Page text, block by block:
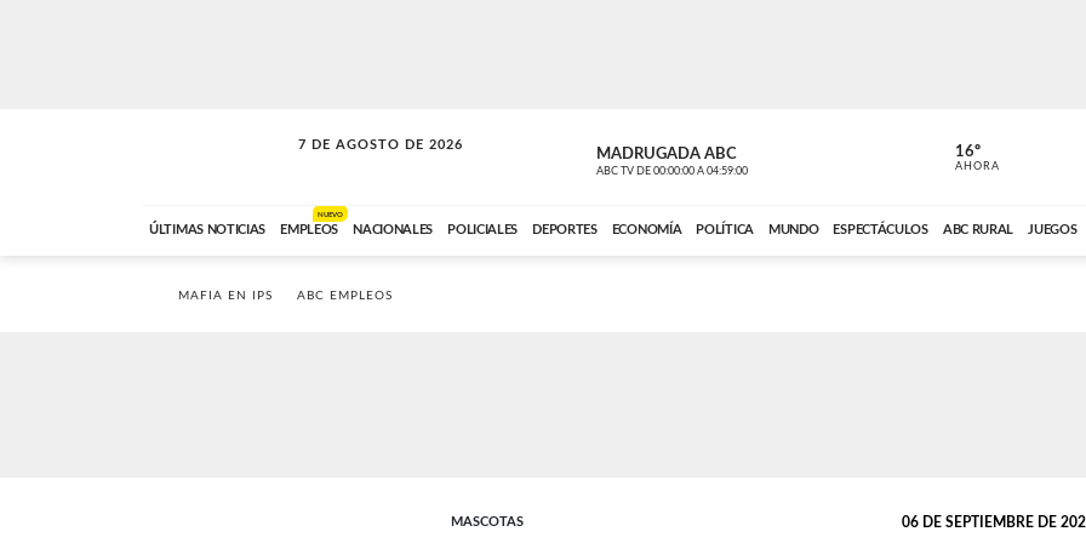
7 DE AGOSTO DE 2026
SOLO MÚSICA MADRUGADA ABC
ABC TV DE 00:00:00 A 04:59:00 ABC CARDINAL
16º
AHORA
ÚLTIMAS NOTICIAS EMPLEOS
NUEVO
NACIONALES POLICIALES DEPORTES ECONOMÍA POLÍTICA MUNDO ESPECTÁCULOS ABC RURAL JUEGOS
MAFIA EN IPS ABC EMPLEOS
MASCOTAS 06 DE SEPTIEMBRE DE